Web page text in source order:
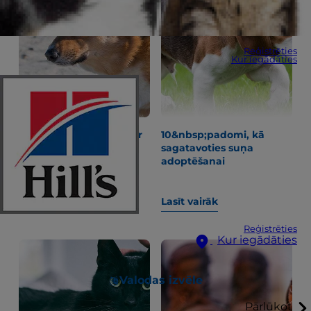
Reģistrēties
Kur iegādāties
Reģistrēties
Kur iegādāties
Valodas izvēle
Pārlūkot
"Kāpēc manam sunim ir
aizcietējums?" un citi
jautājumi par kuņģa-
zarnu traktu
Lasīt vairāk
10&nbsp;padomi, kā
sagatavoties suņa
adoptēšanai
Lasīt vairāk